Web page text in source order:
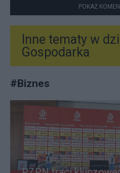
POKAŻ
Inne tematy w
Gospodarka
#Biznes